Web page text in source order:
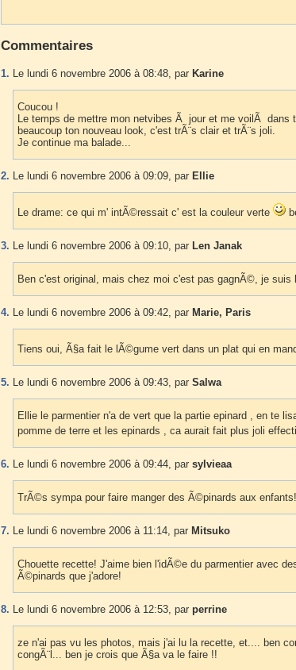
Commentaires
1. Le lundi 6 novembre 2006 à 08:48, par Karine
Coucou !
Le temps de mettre mon netvibes Ã jour et me voilÃ dans
beaucoup ton nouveau look, c'est trÃ¨s clair et trÃ¨s joli.
Je continue ma balade...
2. Le lundi 6 novembre 2006 à 09:09, par Ellie
Le drame: ce qui m' intÃ©ressait c' est la couleur verte
3. Le lundi 6 novembre 2006 à 09:10, par Len Janak
Ben c'est original, mais chez moi c'est pas gagnÃ©, je
4. Le lundi 6 novembre 2006 à 09:42, par Marie, Paris
Tiens oui, Ã§a fait le lÃ©gume vert dans un plat qui en
5. Le lundi 6 novembre 2006 à 09:43, par Salwa
Ellie le parmentier n'a de vert que la partie epinard , en te
pomme de terre et les epinards , ca aurait fait plus joli
6. Le lundi 6 novembre 2006 à 09:44, par sylvieaa
TrÃ©s sympa pour faire manger des Ã©pinards aux
7. Le lundi 6 novembre 2006 à 11:14, par Mitsuko
Chouette recette! J'aime bien l'idÃ©e du parmentier avec
Ã©pinards que j'adore!
8. Le lundi 6 novembre 2006 à 12:53, par perrine
ze n'ai pas vu les photos, mais j'ai lu la recette, et.... ben
congÃ¨l... ben je crois que Ã§a va le faire !!